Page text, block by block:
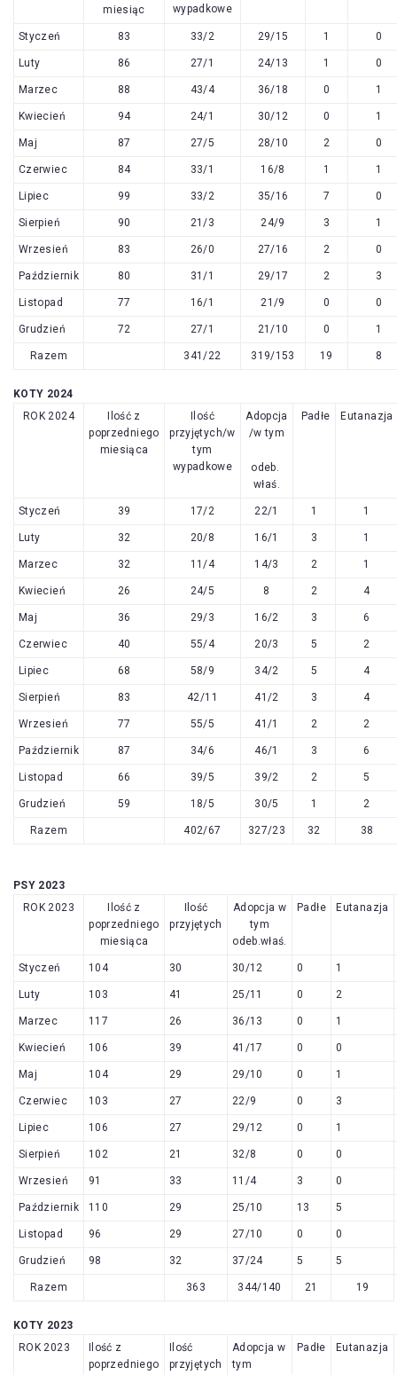
miesiąc
wypadkowe
Styczeń 83 33/2 29/15 1 0
Luty 86 27/1 24/13 1 0
Marzec 88 43/4 36/18 0 1
Kwiecień 94 24/1 30/12 0 1
Maj 87 27/5 28/10 2 0
Czerwiec 84 33/1 16/8 1 1
Lipiec 99 33/2 35/16 7 0
Sierpień 90 21/3 24/9 3 1
Wrzesień 83 26/0 27/16 2 0
Październik 80 31/1 29/17 2 3
Listopad 77 16/1 21/9 0 0
Grudzień 72 27/1 21/10 0 1
Razem 341/22 319/153 19 8
KOTY 2024
ROK 2024
Ilość z
poprzedniego
miesiąca
Ilość
przyjętych/w
tym
wypadkowe
Adopcja
/w tym
odeb.
właś.
Padłe Eutanazja
Styczeń 39 17/2 22/1 1 1
Luty 32 20/8 16/1 3 1
Marzec 32 11/4 14/3 2 1
Kwiecień 26 24/5 8 2 4
Maj 36 29/3 16/2 3 6
Czerwiec 40 55/4 20/3 5 2
Lipiec 68 58/9 34/2 5 4
Sierpień 83 42/11 41/2 3 4
Wrzesień 77 55/5 41/1 2 2
Październik 87 34/6 46/1 3 6
Listopad 66 39/5 39/2 2 5
Grudzień 59 18/5 30/5 1 2
Razem 402/67 327/23 32 38
PSY 2023
ROK 2023
Ilość z
poprzedniego
miesiąca
Ilość
przyjętych
Adopcja w
tym
odeb.właś.
Padłe Eutanazja
Styczeń 104 30 30/12 0 1
Luty 103 41 25/11 0 2
Marzec 117 26 36/13 0 1
Kwiecień 106 39 41/17 0 0
Maj 104 29 29/10 0 1
Czerwiec 103 27 22/9 0 3
Lipiec 106 27 29/12 0 1
Sierpień 102 21 32/8 0 0
Wrzesień 91 33 11/4 3 0
Październik 110 29 25/10 13 5
Listopad 96 29 27/10 0 0
Grudzień 98 32 37/24 5 5
Razem 363 344/140 21 19
KOTY 2023
ROK 2023
Ilość z
poprzedniego
Ilość
przyjętych
Adopcja w
tym
Padłe Eutanazja